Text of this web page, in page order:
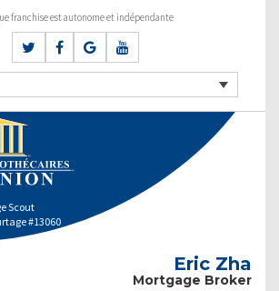
franchise est autonome et indépendante
Scout
#13060
Eric Zha
Mortgage Broker